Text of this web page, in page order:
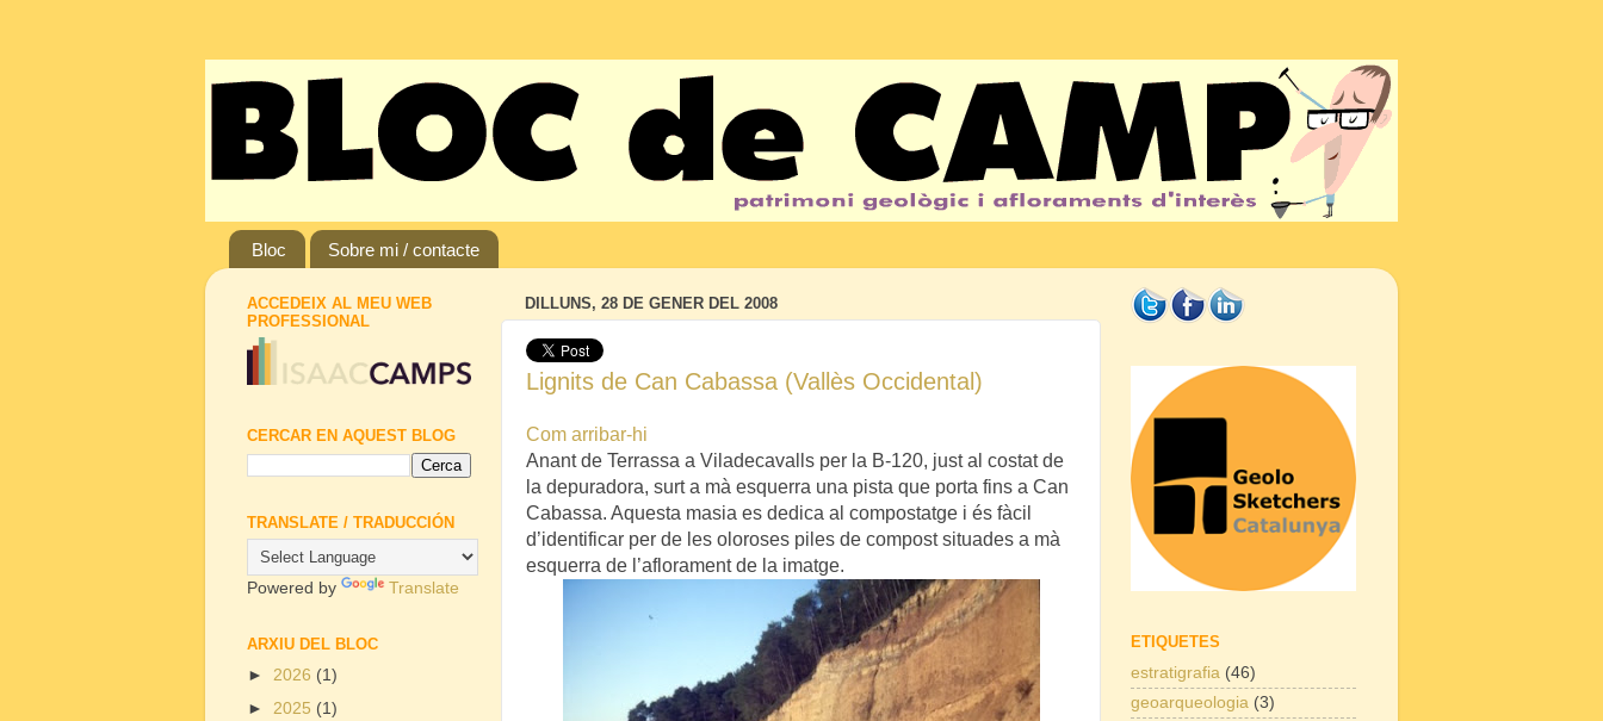
Bloc Sobre mi / contacte
DILLUNS, 28 DE GENER DEL 2008
Lignits de Can Cabassa (Vallès Occidental)
Com arribar-hi
Anant de Terrassa a Viladecavalls per la B-120, just al costat de
la depuradora, surt a mà esquerra una pista que porta fins a Can
Cabassa. Aquesta masia es dedica al compostatge i és fàcil
d’identificar per de les oloroses piles de compost situades a mà
esquerra de l’aflorament de la imatge.
ACCEDEIX AL MEU WEB
PROFESSIONAL
CERCAR EN AQUEST BLOG
TRANSLATE / TRADUCCIÓN
Powered by Translate
ARXIU DEL BLOC
► 2026 (1)
► 2025 (1)
ETIQUETES
estratigrafia (46)
geoarqueologia (3)